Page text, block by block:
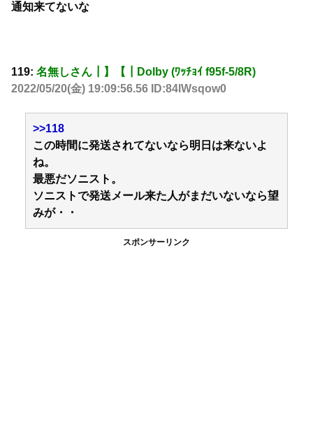
通知来てないな
119: 名無しさん┃】【┃Dolby (ﾜｯﾁｮｲ f95f-5/8R)
2022/05/20(金) 19:09:56.56 ID:84lWsqow0
>>118
この時間に発送されてないなら明日は来ないよ
ね。
最悪だソニスト。
ソニストで発送メール来た人がまだいないなら望
みが・・
スポンサーリンク